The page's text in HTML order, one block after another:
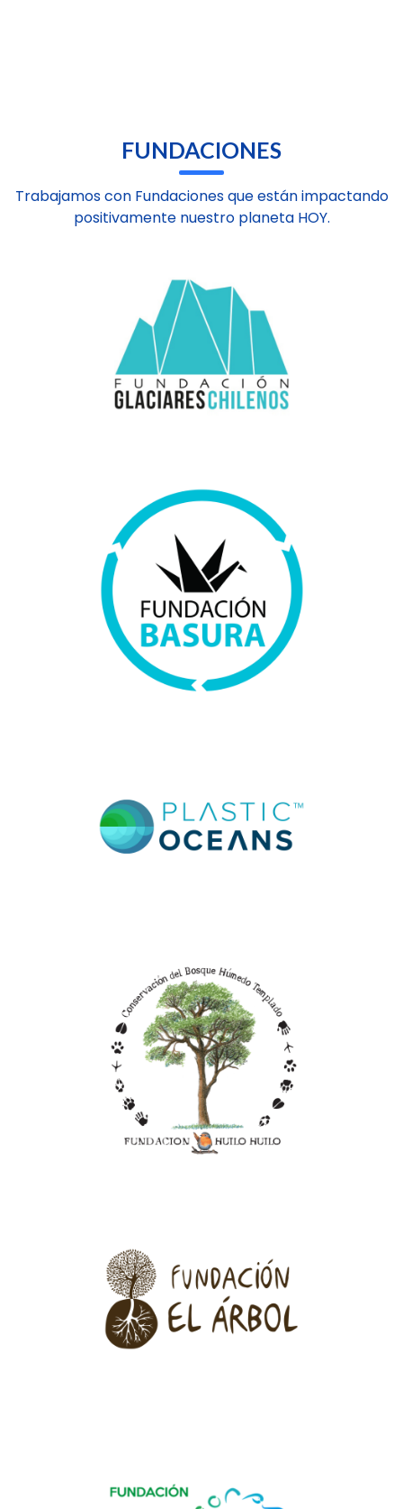
FUNDACIONES
Trabajamos con Fundaciones que están impactando
positivamente nuestro planeta HOY.